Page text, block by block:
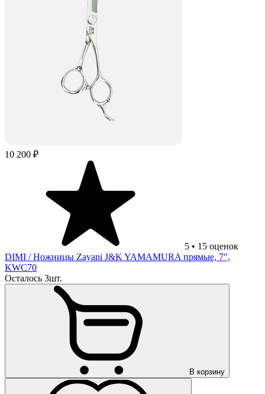
10 200 ₽
5 • 15 оценок
DIMI / Ножницы Zayani J&K YAMAMURA прямые, 7",
KWC70
Осталось 3шт.
В корзину